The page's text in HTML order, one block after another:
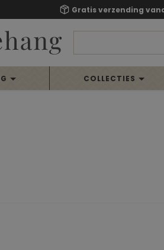
Gratis verzending
COLLECTIES